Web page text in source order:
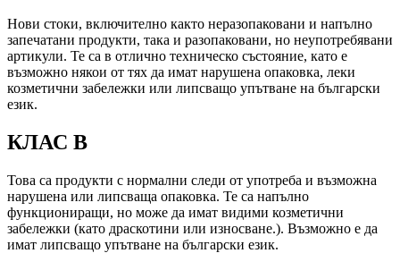
Нови стоки, включително както неразопаковани и напълно
запечатани продукти, така и разопаковани, но неупотребявани
артикули. Те са в отлично техническо състояние, като е
възможно някои от тях да имат нарушена опаковка, леки
козметични забележки или липсващо упътване на български
език.
КЛАС B
Това са продукти с нормални следи от употреба и възможна
нарушена или липсваща опаковка. Те са напълно
функциониращи, но може да имат видими козметични
забележки (като драскотини или износване.). Възможно е да
имат липсващо упътване на български език.